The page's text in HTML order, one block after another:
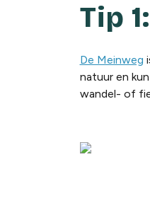
Tip
De Meinweg
natuur en
wandel- of